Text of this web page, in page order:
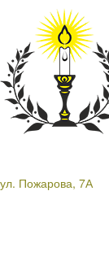
ул. Пожарова, 7А